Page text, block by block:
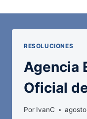
RESOLUCIONES
Agencia
Oficial
Por IvanC